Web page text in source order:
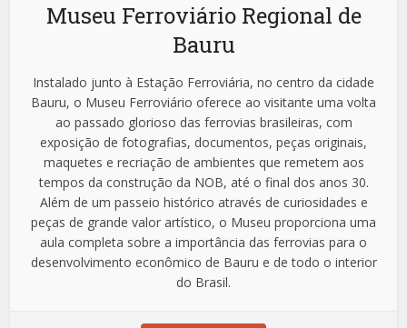
Museu Ferroviário Regional de
Bauru
Instalado junto à Estação Ferroviária, no centro da cidade
Bauru, o Museu Ferroviário oferece ao visitante uma volta
ao passado glorioso das ferrovias brasileiras, com
exposição de fotografias, documentos, peças originais,
maquetes e recriação de ambientes que remetem aos
tempos da construção da NOB, até o final dos anos 30.
Além de um passeio histórico através de curiosidades e
peças de grande valor artístico, o Museu proporciona uma
aula completa sobre a importância das ferrovias para o
desenvolvimento econômico de Bauru e de todo o interior
do Brasil.